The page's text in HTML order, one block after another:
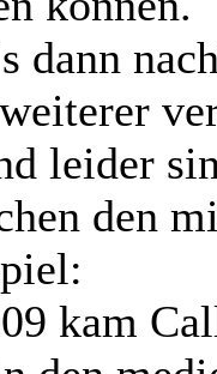
dann
leider
den
kam